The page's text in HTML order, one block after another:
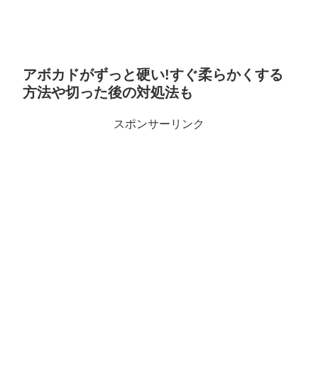
アボカドがずっと硬い!すぐ柔らかくする
方法や切った後の対処法も
スポンサーリンク